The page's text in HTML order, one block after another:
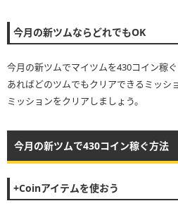
今月の新ツムならどれでもOK
今月の新ツムでマイツムを430コイン稼
あればどのツムでもクリアできるミッシ
ミッションをクリアしましょう。
今月の新ツムで430コイン稼ぐ方法
+Coinアイテムを使おう